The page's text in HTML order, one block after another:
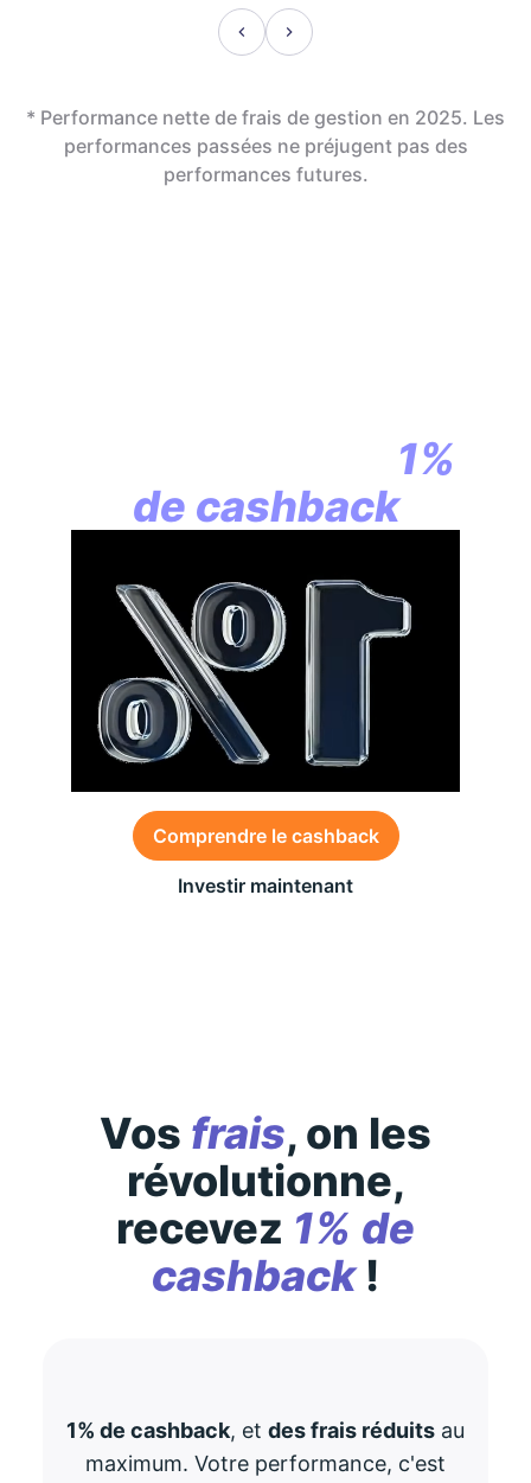
* Performance nette de frais de gestion en 2025. Les
performances passées ne préjugent pas des
performances futures.
1%
de cashback
Comprendre le cashback
Investir maintenant
Vos frais, on les
révolutionne,
recevez 1% de
cashback!
1% de cashback, et des frais réduits au
maximum. Votre performance, c'est